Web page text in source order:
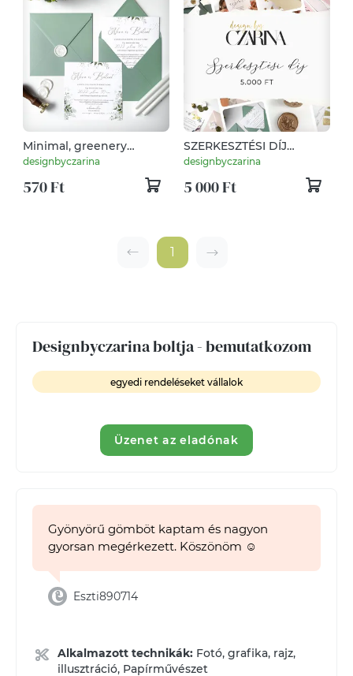
Designbyczarina boltja - bemutatkozom
egyedi rendeléseket vállalok
Üzenet az eladónak
Gyönyörű gömböt kaptam és nagyon
gyorsan megérkezett. Köszönöm ☺️
Eszti890714
Alkalmazott technikák: Fotó, grafika, rajz,
illusztráció, Papírművészet
Minimal, greenery
esküvői meghívó
borítékkal, viaszpecséttel
designbyczarina
570 Ft
SZERKESZTÉSI DÍJ
esküvői meghívóhoz
designbyczarina
5 000 Ft
1